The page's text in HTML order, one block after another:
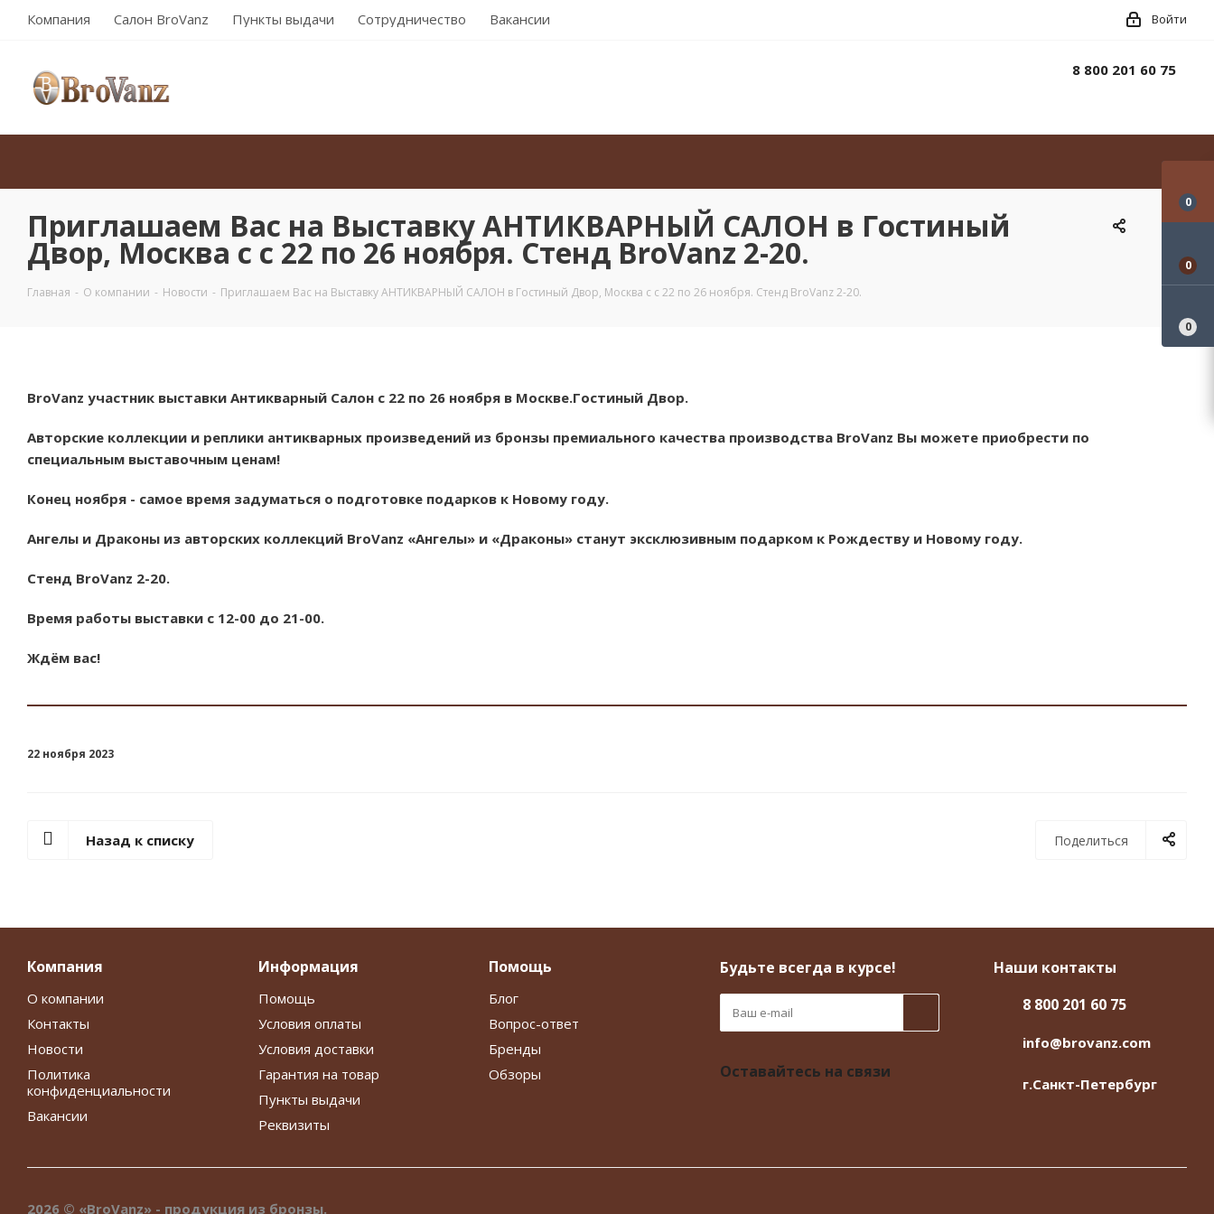
Компания Салон BroVanz Пункты выдачи Сотрудничество Вакансии Войти
8 800 201 60 75
Приглашаем Вас на Выставку АНТИКВАРНЫЙ САЛОН в Гостиный
Двор, Москва с с 22 по 26 ноября. Стенд BroVanz 2-20.
Главная - О компании - Новости - Приглашаем Вас на Выставку АНТИКВАРНЫЙ САЛОН в Гостиный Двор, Москва с с 22 по 26 ноября. Стенд BroVanz 2-20.
BroVanz участник выставки Антикварный Салон с 22 по 26 ноября в Москве.Гостиный Двор.
Авторские коллекции и реплики антикварных произведений из бронзы премиального качества производства BroVanz Вы можете приобрести по
специальным выставочным ценам!
Конец ноября - самое время задуматься о подготовке подарков к Новому году.
Ангелы и Драконы из авторских коллекций BroVanz «Ангелы» и «Драконы» станут эксклюзивным подарком к Рождеству и Новому году.
Стенд BroVanz 2-20.
Время работы выставки с 12-00 до 21-00.
Ждём вас!
22 ноября 2023
Поделиться
Назад к списку
Компания
О компании
Контакты
Новости
Политика
конфиденциальности
Вакансии
Информация
Помощь
Условия оплаты
Условия доставки
Гарантия на товар
Пункты выдачи
Реквизиты
Помощь
Блог
Вопрос-ответ
Бренды
Обзоры
Будьте всегда в курсе!
Оставайтесь на связи
Наши контакты
8 800 201 60 75
info@brovanz.com
г.Санкт-Петербург
2026 © «BroVanz» - продукция из бронзы.
0
0
0